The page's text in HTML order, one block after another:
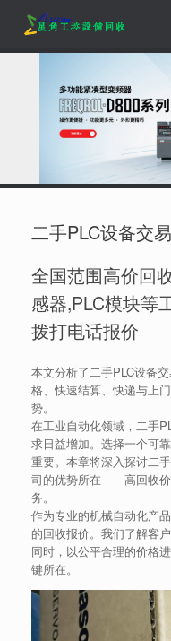
content
二手PLC设备交
全国范围高价回
感器,PLC模块等
拨打电话报价
本文分析了二手PLC设备
格、快速结算、快递与上
势。
在工业自动化领域，二手
求日益增加。选择一个可
重要。本章将深入探讨二
司的优势所在——高回收价
务。
作为专业的机械自动化产
的回收报价。我们了解客
同时，以公平合理的价格
键所在。